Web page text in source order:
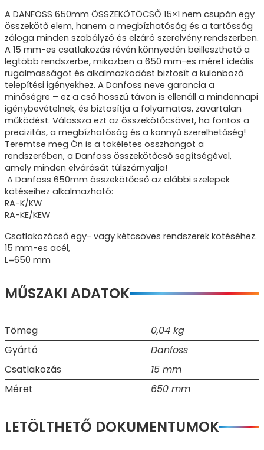
A DANFOSS 650mm ÖSSZEKÖTÖCSŐ 15×1 nem csupán egy
összekötő elem, hanem a megbízhatóság és a tartósság
záloga minden szabályzó és elzáró szerelvény rendszerben.
A 15 mm-es csatlakozás révén könnyedén beilleszthető a
legtöbb rendszerbe, miközben a 650 mm-es méret ideális
rugalmasságot és alkalmazkodást biztosít a különböző
telepítési igényekhez. A Danfoss neve garancia a
minőségre – ez a cső hosszú távon is ellenáll a mindennapi
igénybevételnek, és biztosítja a folyamatos, zavartalan
működést. Válassza ezt az összekötőcsövet, ha fontos a
precizitás, a megbízhatóság és a könnyű szerelhetőség!
Teremtse meg Ön is a tökéletes összhangot a
rendszerében, a Danfoss összekötőcső segítségével,
amely minden elvárását túlszárnyalja!
A Danfoss 650mm összekötőcső az alábbi szelepek
kötéseihez alkalmazható:
RA-K/KW
RA-KE/KEW
Csatlakozócső egy- vagy kétcsöves rendszerek kötéséhez.
15 mm-es acél,
L=650 mm
MŰSZAKI ADATOK
Tömeg
0,04 kg
Gyártó
Danfoss
Csatlakozás
15 mm
Méret
650 mm
LETÖLTHETŐ DOKUMENTUMOK